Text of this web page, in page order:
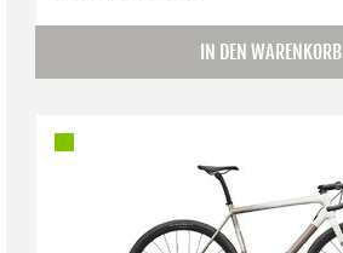
IN DEN WARENKORB